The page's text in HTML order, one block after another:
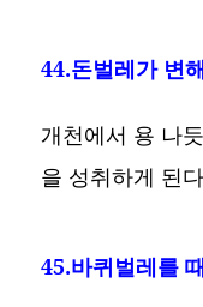
44.돈벌레가 변
개천에서 용 나
을 성취하게 된
45.바퀴벌레를